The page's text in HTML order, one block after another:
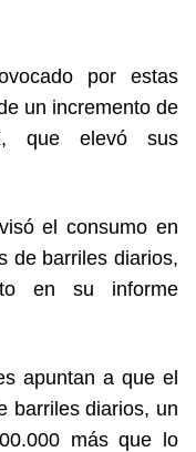
por estas
un incremento de
que elevó sus
el consumo en
de barriles diarios,
en su informe
apuntan a que el
barriles diarios, un
más que lo